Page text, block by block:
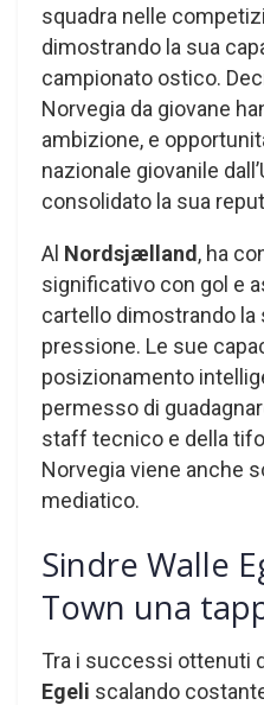
squadra nelle
dimostrando la sua
campionato ostico.
Norvegia da giovane
ambizione, e
nazionale giovanile
consolidato la sua
Al Nordsjælland, ha
significativo con gol e
cartello dimostrando
pressione. Le sue
posizionamento
permesso di
staff tecnico e della
Norvegia viene anche
mediatico.
Sindre Walle
Town una
Tra i successi ottenuti
Egeli scalando